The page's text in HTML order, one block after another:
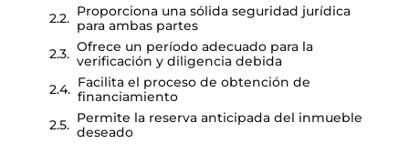
Proporciona una sólida seguridad jurídica
para ambas partes
Ofrece un período adecuado para la
verificación y diligencia debida
Facilita el proceso de obtención de
financiamiento
Permite la reserva anticipada del inmueble
deseado